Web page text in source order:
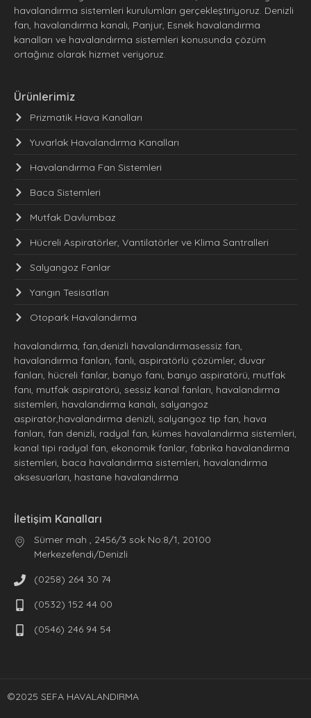
havalandırma sistemleri kurulumları gerçekleştiriyoruz. Denizli
fan, havalandırma kanalı, Panjur, Esnek havalandırma
kanalları ve havalandırma sistemleri konusunda çözüm
ortağınız olarak hizmet veriyoruz.
Ürünlerimiz
Prizmatik Hava Kanalları
Yuvarlak Havalandırma Kanalları
Havalandırma Fan Sistemleri
Baca Sistemleri
Mutfak Davlumbaz
Hücreli Aspiratörler, Vantilatörler ve Klima Santralleri
Salyangoz Fanlar
Yangın Tesisatları
Otopark Havalandırma
havalandırma, fan,denizli havalandırmasessiz fan,
havalandırma fanları, fanlı, aspiratörlü çözümler, duvar
fanları, hücreli fanlar, banyo fanı, banyo aspiratörü, mutfak
fanı, mutfak aspiratörü, sessiz kanal fanları, havalandırma
sistemleri, havalandırma kanalı, salyangoz
aspiratör,havalandırma denizli, salyangoz tip fan, hava
fanları, fan denizli, radyal fan, kümes havalandırma sistemleri,
kanal tipi radyal fan, ekonomik fanlar, fabrika havalandırma
sistemleri, baca havalandırma sistemleri, havalandırma
aksesuarları, hastane havalandırma
İletişim Kanalları
Sümer mah , 2456/3 sok No:8/1, 20100
Merkezefendi/Denizli
(0258) 264 30 74
(0532) 152 44 00
(0546) 246 94 54
©2025 SEFA HAVALANDIRMA